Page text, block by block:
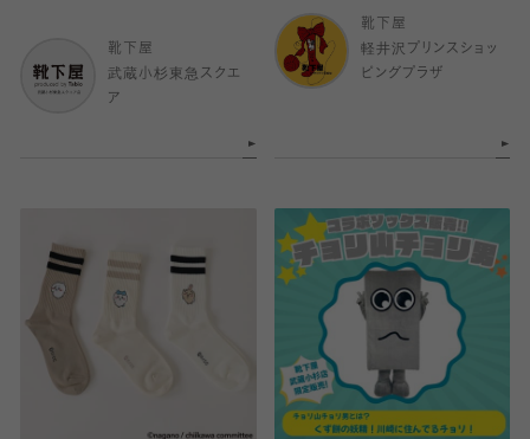
靴下屋
武蔵小杉東急スクエ
ア
靴下屋
軽井沢プリンスショッ
ピングプラザ